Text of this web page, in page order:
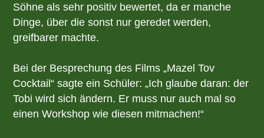
Söhne als sehr positiv bewertet, da er manche
Dinge, über die sonst nur geredet werden,
greifbarer machte.
Bei der Besprechung des Films „Mazel Tov
Cocktail“ sagte ein Schüler: „Ich glaube daran: der
Tobi wird sich ändern. Er muss nur auch mal so
einen Workshop wie diesen mitmachen!“